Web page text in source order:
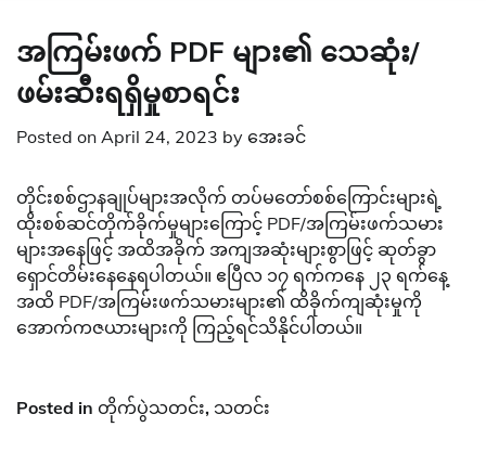
အကြမ်းဖက် PDF များ၏ သေဆုံး/
ဖမ်းဆီးရရှိမှုစာရင်း
Posted on April 24, 2023 by အေးခင်
တိုင်းစစ်ဌာနချုပ်များအလိုက် တပ်မတော်စစ်ကြောင်းများရဲ့
ထိုးစစ်ဆင်တိုက်ခိုက်မှုများကြောင့် PDF/အကြမ်းဖက်သမား
များအနေဖြင့် အထိအခိုက် အကျအဆုံးများစွာဖြင့် ဆုတ်ခွာ
ရှောင်တိမ်းနေနေရပါတယ်။ ဧပြီလ ၁၇ ရက်ကနေ ၂၃ ရက်နေ့
အထိ PDF/အကြမ်းဖက်သမားများ၏ ထိခိုက်ကျဆုံးမှုကို
အောက်ကဇယားများကို ကြည့်ရင်သိနိုင်ပါတယ်။
Posted in တိုက်ပွဲသတင်း, သတင်း